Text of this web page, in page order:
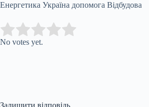
Енергетика Україна допомога Відбудова
Rate this item:
No votes yet.
Залишити відповідь